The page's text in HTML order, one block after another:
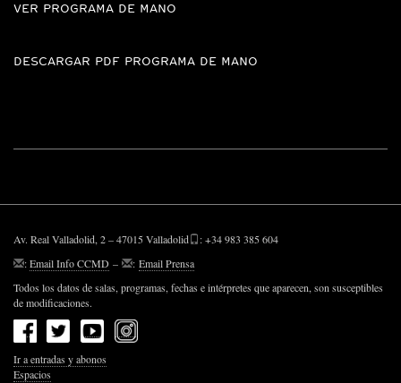
VER PROGRAMA DE MANO
DESCARGAR PDF PROGRAMA DE MANO
Av. Real Valladolid, 2 – 47015 Valladolid
: +34 983 385 604
:Email Info CCMD – : Email Prensa
Todos los datos de salas, programas, fechas e intérpretes que aparecen, son susceptibles
de modificaciones.
Ir a entradas y abonos
Espacios